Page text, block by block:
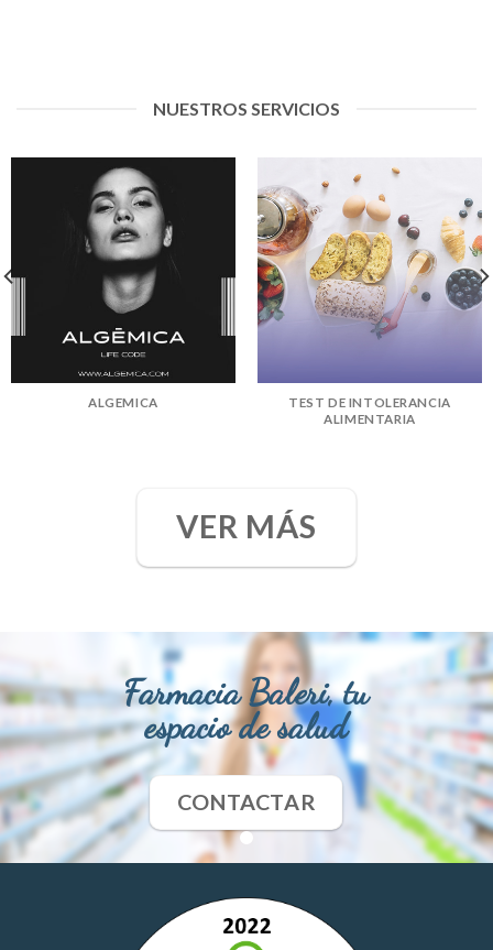
NUESTROS SERVICIOS
ALGEMICA
TEST DE INTOLERANCIA
ALIMENTARIA
VER MÁS
Farmacia Baleri, tu
espacio de salud
CONTACTAR